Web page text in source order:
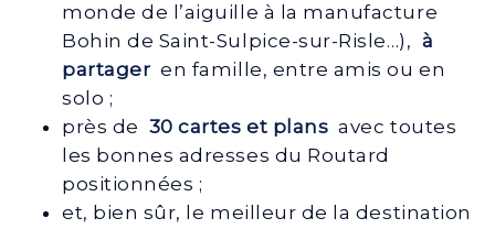
monde de l’aiguille à la manufacture
Bohin de Saint-Sulpice-sur-Risle…), à
partager en famille, entre amis ou en
solo ;
près de 30 cartes et plansavec toutes
les bonnes adresses du Routard
positionnées ;
et, bien sûr, le meilleur de la destination